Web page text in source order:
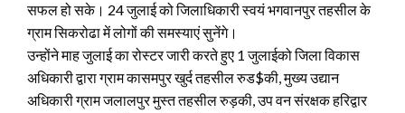
सफल हो सके। 24 जुलाई को जिलाधिकारी स्वयं भगवानपुर तहसील के
ग्राम सिकरोढा में लोगों की समस्याएं सुनेंगे।
उन्होंने माह जुलाई का रोस्टर जारी करते हुए 1 जुलाईको जिला विकास
अधिकारी द्वारा ग्राम कासमपुर खुर्द तहसील रुड$की, मुख्य उद्यान
अधिकारी ग्राम जलालपुर मुस्त तहसील रुड़की, उप वन संरक्षक हरिद्वार